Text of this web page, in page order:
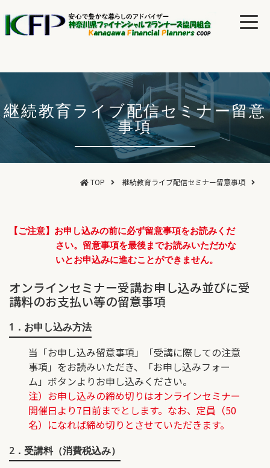
継続教育ライブ配信セミナー留意
事項
TOP 継続教育ライブ配信セミナー留意事項
【ご注意】お申し込みの前に必ず留意事項をお読みくだ
さい。留意事項を最後までお読みいただかな
いとお申込みに進むことができません。
オンラインセミナー受講お申し込み並びに受
講料のお支払い等の留意事項
1．お申し込み方法
当「お申し込み留意事項」「受講に際しての注意
事項」をお読みいただき、「お申し込みフォー
ム」ボタンよりお申し込みください。
注）お申し込みの締め切りはオンラインセミナー
開催日より7日前までとします。なお、定員（50
名）になれば締め切りとさせていただきます。
2．受講料（消費税込み）